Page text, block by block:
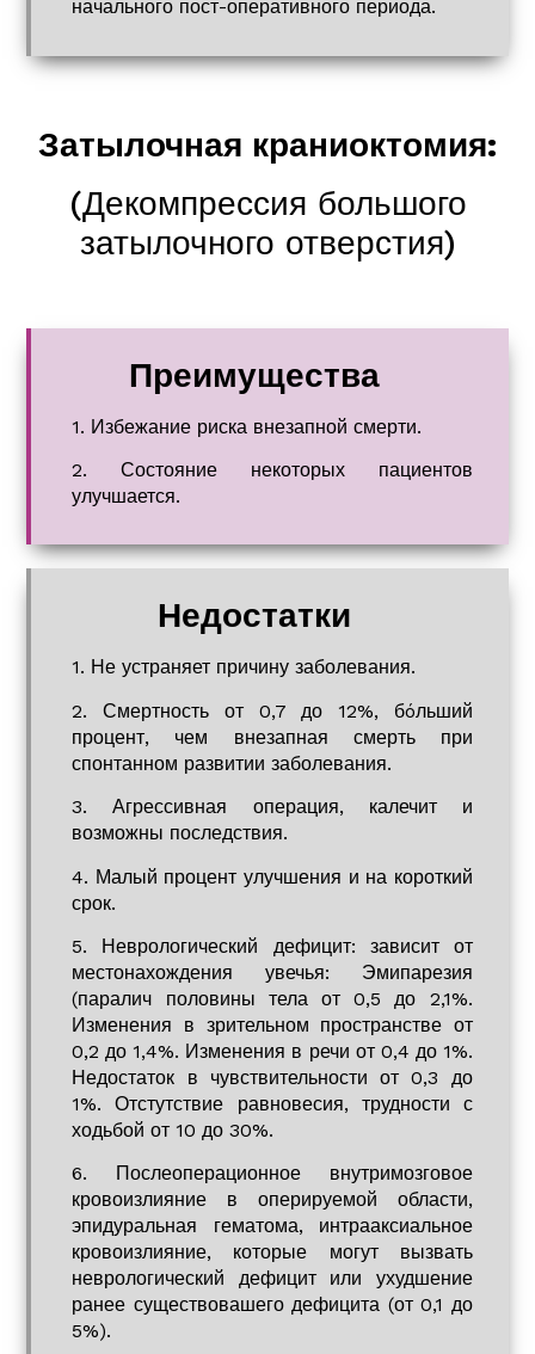
начального пост-оперативного периода.
Затылочная краниоктомия:
(Декомпрессия большого
затылочного отверстия)
Преимущества
1. Избежание риска внезапной смерти.
2. Состояние некоторых пациентов
улучшается.
Недостатки
1. Не устраняет причину заболевания.
2. Смертность от 0,7 до 12%, бóльший
процент, чем внезапная смерть при
спонтанном развитии заболевания.
3. Агрессивная операция, калечит и
возможны последствия.
4. Малый процент улучшения и на короткий
срок.
5. Неврологический дефицит: зависит от
местонахождения увечья: Эмипарезия
(паралич половины тела от 0,5 до 2,1%.
Изменения в зрительном пространстве от
0,2 до 1,4%. Изменения в речи от 0,4 до 1%.
Недостаток в чувствительности от 0,3 до
1%. Отстутствие равновесия, трудности с
ходьбой от 10 до 30%.
6. Послеоперационное внутримозговое
кровоизлияние в оперируемой области,
эпидуральная гематома, интрааксиальное
кровоизлияние, которые могут вызвать
неврологический дефицит или ухудшение
ранее существовашего дефицита (от 0,1 до
5%).